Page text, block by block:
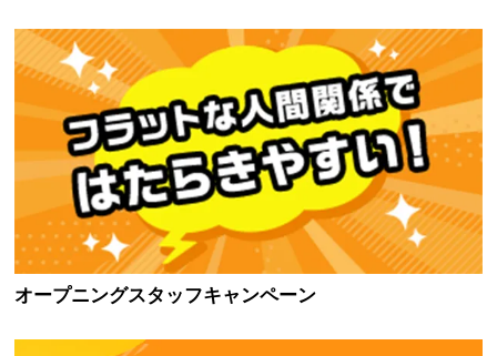
オープニングスタッフキャンペーン